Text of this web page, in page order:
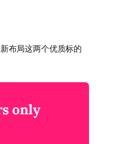
布局这两个优质标的
only